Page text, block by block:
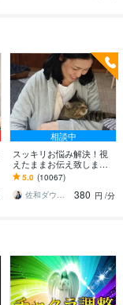
相談中
スッキリお悩み解決！視
えたままお伝え致します
恋愛、結婚、人間関係、
仕事、人生、ペットの気
持ち等◎祈願付き
5.0 (10067)
佐和ダウジング＆スピリットメンター
380 円 /分